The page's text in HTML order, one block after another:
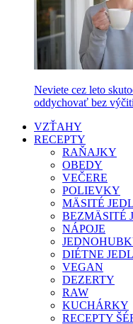
Neviete cez leto
oddychovať bez
VZŤAHY
RECEPTY
RAŇAJKY
OBEDY
VEČERE
POLIEVKY
MÄSITÉ
BEZMÄSITÉ
NÁPOJE
DIÉTNE
VEGAN
DEZERTY
RAW
KUCHÁRKY
RECEPTY